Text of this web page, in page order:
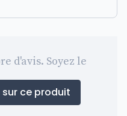
d'avis. Soyez le
ce produit